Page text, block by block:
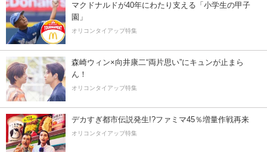
マクドナルドが40年にわたり支える「小学生の甲子
園」
オリコンタイアップ特集
森崎ウィン×向井康二“両片思い”にキュンが止まら
ん！
オリコンタイアップ特集
デカすぎ都市伝説発生!?ファミマ45％増量作戦再来
オリコンタイアップ特集